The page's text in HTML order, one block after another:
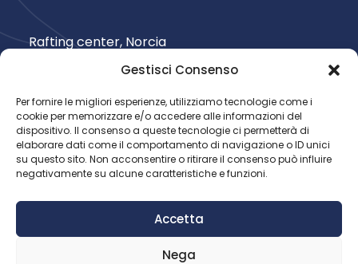
Gestisci Consenso
Per fornire le migliori esperienze, utilizziamo tecnologie come i
cookie per memorizzare e/o accedere alle informazioni del
dispositivo. Il consenso a queste tecnologie ci permetterà di
elaborare dati come il comportamento di navigazione o ID unici
su questo sito. Non acconsentire o ritirare il consenso può influire
negativamente su alcune caratteristiche e funzioni.
Accetta
Nega
Rafting center, Norcia
+39 348 735 6565
Follow us